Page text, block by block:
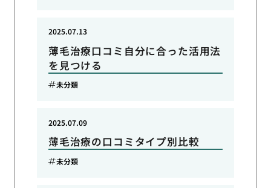
薄毛治療口コミ自分に合った活用法
を見つける
2025.07.13
未分類
薄毛治療の口コミタイプ別比較
2025.07.09
未分類